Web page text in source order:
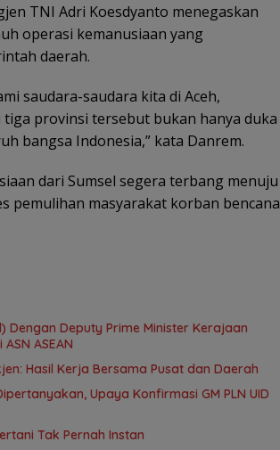
TNI Adri Koesdyanto menegaskan
operasi kemanusiaan yang
daerah.
saudara-saudara kita di Aceh,
tiga provinsi tersebut bukan hanya duka
bangsa Indonesia,” kata Danrem.
dari Sumsel segera terbang menuju
pemulihan masyarakat korban bencana
Deputy Prime Minister Kerajaan
ASEAN
Hasil Kerja Bersama Pusat dan Daerah
Upaya Konfirmasi GM PLN UID
Tak Pernah Instan